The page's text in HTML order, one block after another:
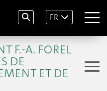
FR
F.-A. FOREL
DE
ET DE